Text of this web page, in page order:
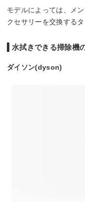
モデルによっては、メ
クセサリーを交換する
水拭きできる掃除機
ダイソン(dyson)